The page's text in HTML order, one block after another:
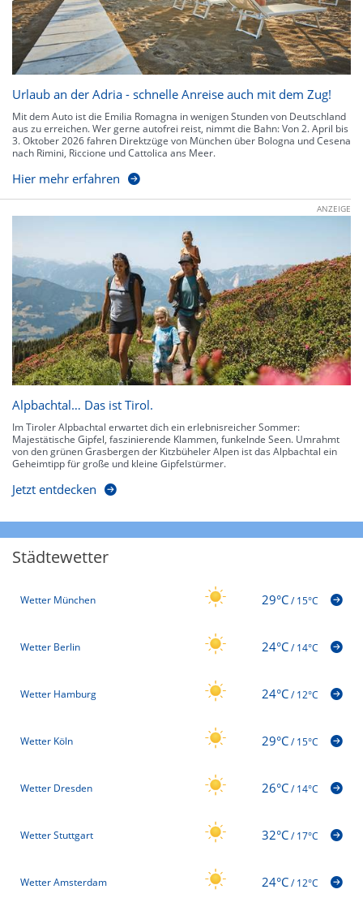
Urlaub an der Adria - schnelle Anreise auch mit dem Zug!
Mit dem Auto ist die Emilia Romagna in wenigen Stunden von Deutschland
aus zu erreichen. Wer gerne autofrei reist, nimmt die Bahn: Von 2. April bis
3. Oktober 2026 fahren Direktzüge von München über Bologna und Cesena
nach Rimini, Riccione und Cattolica ans Meer.
Hier mehr erfahren
ANZEIGE
Alpbachtal… Das ist Tirol.
Im Tiroler Alpbachtal erwartet dich ein erlebnisreicher Sommer:
Majestätische Gipfel, faszinierende Klammen, funkelnde Seen. Umrahmt
von den grünen Grasbergen der Kitzbüheler Alpen ist das Alpbachtal ein
Geheimtipp für große und kleine Gipfelstürmer.
Jetzt entdecken
Städtewetter
Wetter München 29°C/15°C
Wetter Berlin 24°C/14°C
Wetter Hamburg 24°C/12°C
Wetter Köln 29°C/15°C
Wetter Dresden 26°C/14°C
Wetter Stuttgart 32°C/17°C
Wetter Amsterdam 24°C/12°C